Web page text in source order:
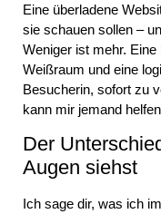
Eine überladene
sie schauen sollen –
Weniger ist mehr.
Weißraum und eine
Besucherin, sofort zu
kann mir jemand
Der
Augen siehst
Ich sage dir, was ich